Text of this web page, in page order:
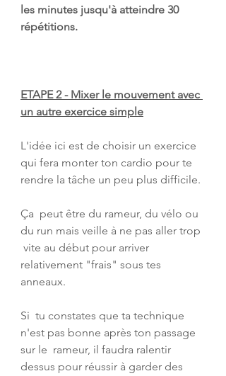
les minutes jusqu'à atteindre 30
répétitions.
ETAPE 2 - Mixer le mouvement avec
un autre exercice simple
L'idée ici est de choisir un exercice
qui fera monter ton cardio pour te
rendre la tâche un peu plus difficile.
Ça  peut être du rameur, du vélo ou
du run mais veille à ne pas aller trop
vite au début pour arriver
relativement "frais" sous tes
anneaux.
Si  tu constates que ta technique
n'est pas bonne après ton passage
sur le  rameur, il faudra ralentir
dessus pour réussir à garder des